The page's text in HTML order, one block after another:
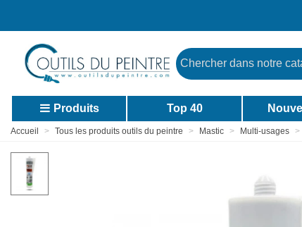
Produits Top 40
Accueil > Tous les produits outils du peintre > Mastic > Multi-usages >